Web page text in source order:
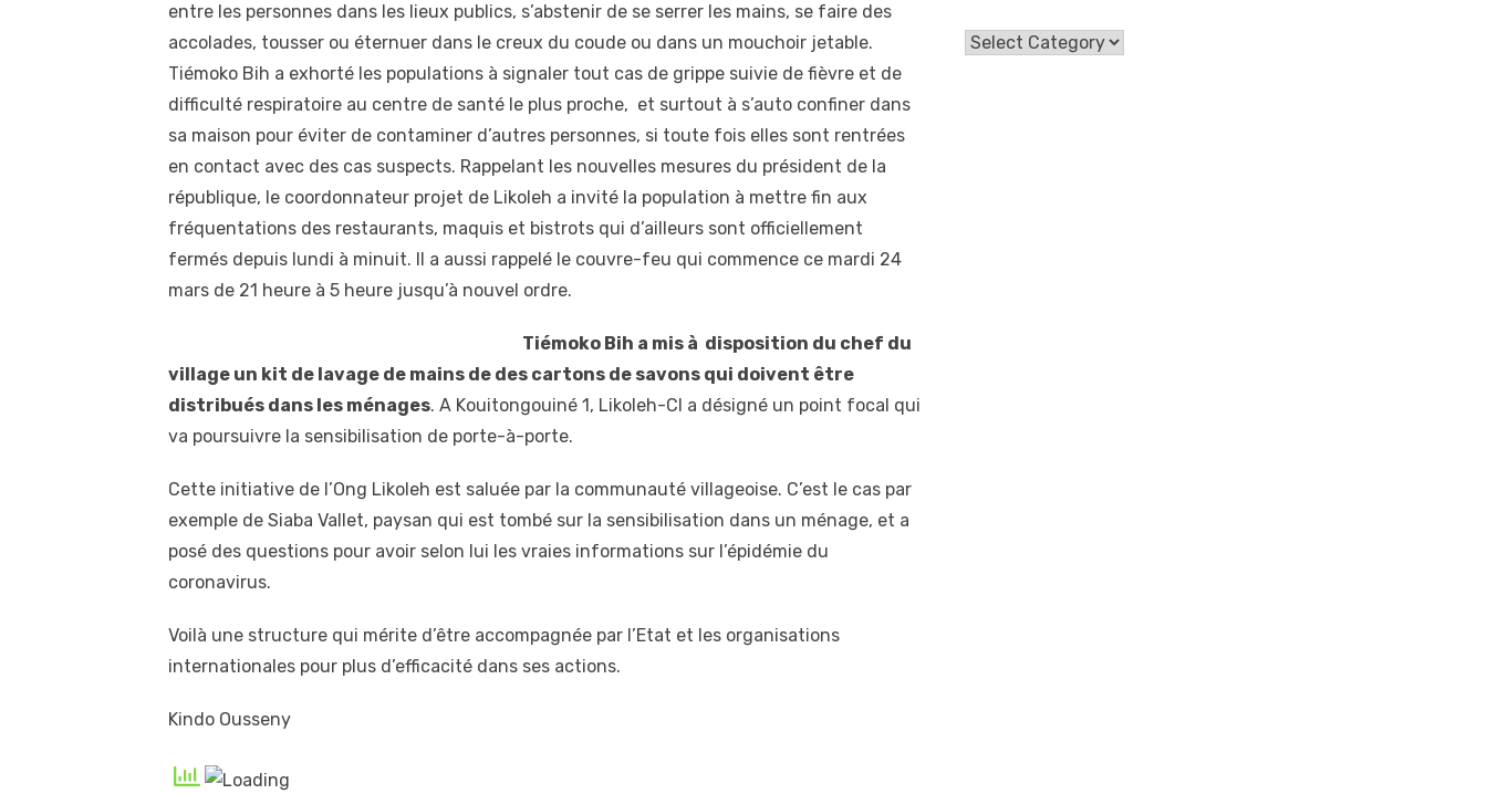
entre les personnes dans les lieux publics, s’abstenir de se serrer les mains, se faire des
accolades, tousser ou éternuer dans le creux du coude ou dans un mouchoir jetable.
Tiémoko Bih a exhorté les populations à signaler tout cas de grippe suivie de fièvre et de
difficulté respiratoire au centre de santé le plus proche, et surtout à s’auto confiner dans
sa maison pour éviter de contaminer d’autres personnes, si toute fois elles sont rentrées
en contact avec des cas suspects. Rappelant les nouvelles mesures du président de la
république, le coordonnateur projet de Likoleh a invité la population à mettre fin aux
fréquentations des restaurants, maquis et bistrots qui d’ailleurs sont officiellement
fermés depuis lundi à minuit. Il a aussi rappelé le couvre-feu qui commence ce mardi 24
mars de 21 heure à 5 heure jusqu’à nouvel ordre.
Tiémoko Bih a mis à disposition du chef du
village un kit de lavage de mains de des cartons de savons qui doivent être
distribués dans les ménages. A Kouitongouiné 1, Likoleh-CI a désigné un point focal qui
va poursuivre la sensibilisation de porte-à-porte.
Cette initiative de l’Ong Likoleh est saluée par la communauté villageoise. C’est le cas par
exemple de Siaba Vallet, paysan qui est tombé sur la sensibilisation dans un ménage, et a
posé des questions pour avoir selon lui les vraies informations sur l’épidémie du
coronavirus.
Voilà une structure qui mérite d’être accompagnée par l’Etat et les organisations
internationales pour plus d’efficacité dans ses actions.
Kindo Ousseny
Categories